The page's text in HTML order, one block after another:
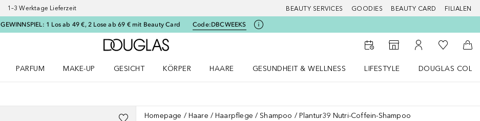
1–3 Werktage Lieferzeit BEAUTY SERVICES GOODIES BEAUTY CARD FILIALEN
GEWINNSPIEL: 1 Los ab 49 €, 2 Lose ab 69 € mit Beauty Card Code:DBCWEEKS
Zur Douglas Startseite
Zum Storefinder
Zu Meinem
Zu Meiner
PARFUM
MAKE-UP
GESICHT
KÖRPER
HAARE
GESUNDHEIT & WELLNESS
LIFESTYLE
DOUGLAS
Homepage Haare Haarpflege Shampoo Plantur39 Nutri-Coffein-Shampoo